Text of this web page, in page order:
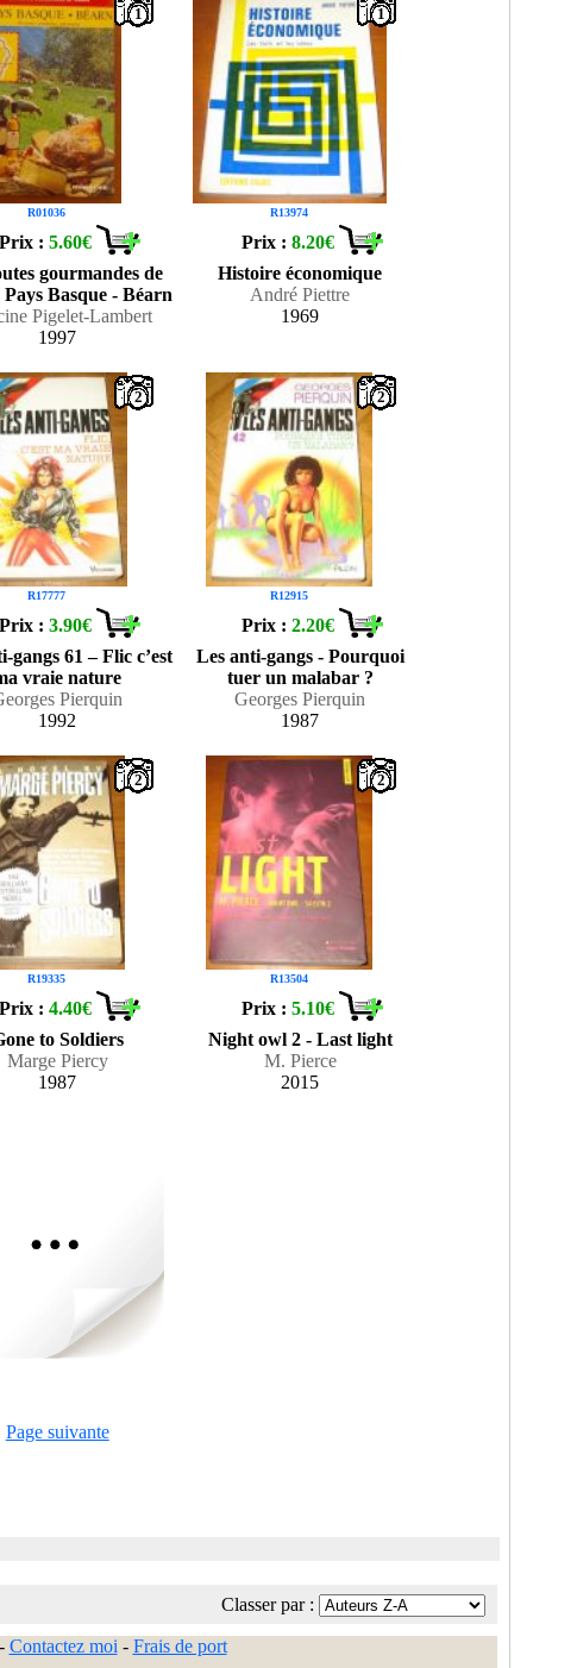
R01036
1
Prix :5.60€
gourmandes de
Basque - Béarn
Pigelet-Lambert
1997
R13974
1
Prix :8.20€
Histoire économique
André Piettre
1969
R17777
2
Prix :3.90€
gangs 61 – Flic c’est
vraie nature
Pierquin
1992
R12915
2
Prix :2.20€
Les anti-gangs - Pourquoi
tuer un malabar ?
Georges Pierquin
1987
R19335
2
Prix :4.40€
to Soldiers
Marge Piercy
1987
R13504
2
Prix :5.10€
Night owl 2 - Last light
M. Pierce
2015
Page suivante
Classer par :
Contactez moi - Frais de port